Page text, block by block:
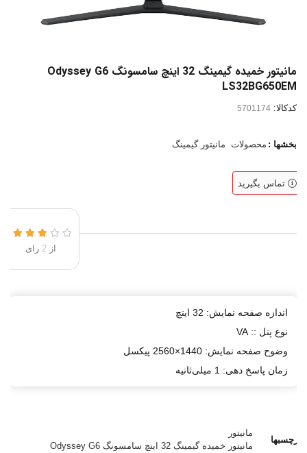
مانیتور خمیده گیمینگ 32 اینچ سامسونگ Odyssey G6
LS32BG650EM
کدکالا:
بخشها : محصولات مانیتور گیمینگ
تماس بگیرید
از2 رای
اندازه صفحه نمایش: 32 اینچ
نوع پنل :: VA
وضوح صفحه نمایش: 1440×2560 پیکسل
زمان پاسخ دهی: 1 میلی‌ثانیه
برچسبها
مانیتور
مانیتور خمیده گیمینگ 32 اینچ سامسونگ Odyssey G6